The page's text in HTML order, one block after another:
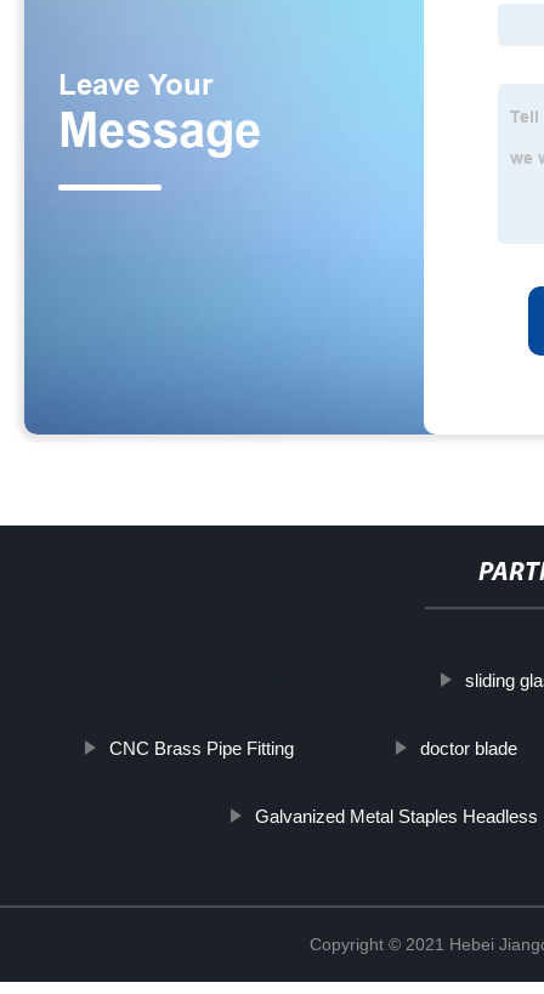
sliding
CNC Brass Pipe Fitting doctor blade
Galvanized Metal Staples Headless
Copyright © 2021 Hebei